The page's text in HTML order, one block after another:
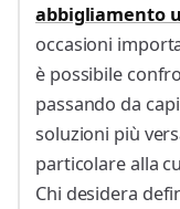
abbigliamento
occasioni
è possibile
passando da
soluzioni più
particolare alla
Chi desidera